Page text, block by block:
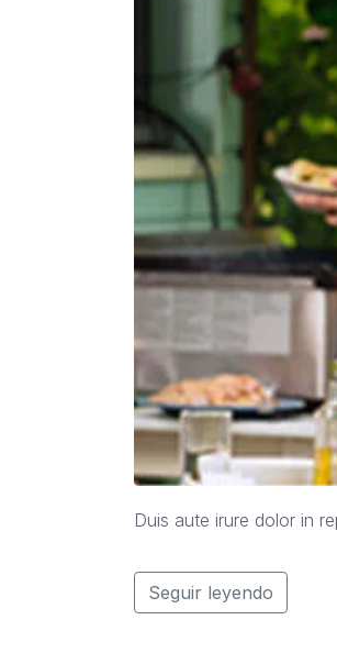
Duis aute irure dolor in
Seguir leyendo